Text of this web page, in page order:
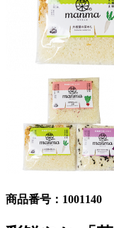
商品番号： 1001140